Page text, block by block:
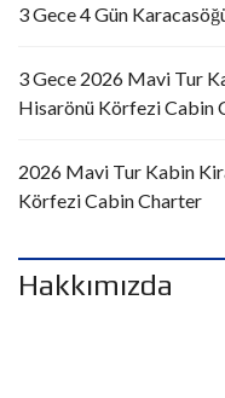
3 Gece 4 Gün
3 Gece 2026 Mavi Tur
Hisarönü Körfezi Cabin
2026 Mavi Tur Kabin
Körfezi Cabin Charter
Hakkımızda